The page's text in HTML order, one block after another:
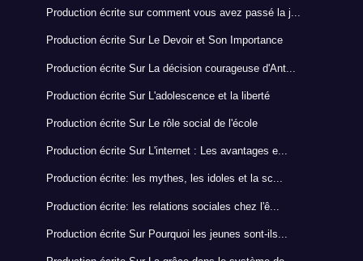
Production écrite sur comment vous avez passé la j...
Production écrite Sur Le Devoir et Son Importance
Production écrite Sur La décision courageuse d'Ant...
Production écrite Sur L'adolescence et la liberté
Production écrite Sur Le rôle social de l'école
Production écrite Sur L'internet : Les avantages e...
Production écrite: les mythes, les idoles et la sc...
Production écrite: les relations sociales chez l'ê...
Production écrite Sur Pourquoi les jeunes sont-ils...